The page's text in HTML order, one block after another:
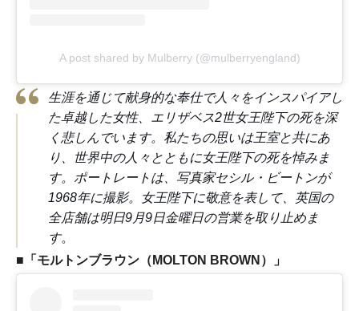
A post shared by Mulberry (@mulberryengland)
生涯を通じて献身的な奉仕で人々をインスパイアし
た卓越した女性、エリザベス2世女王陛下の死を深
く悲しんでいます。私たちの思いは王室と共にあ
り、世界中の人々とともに女王陛下の死を悼みま
す。ポートレートは、写真家セシル・ビートンが
1968年に撮影。女王陛下に敬意を表して、英国の
全店舗は明日9月9日金曜日の営業を取り止めま
す。
■「モルトンブラウン（MOLTON BROWN）」